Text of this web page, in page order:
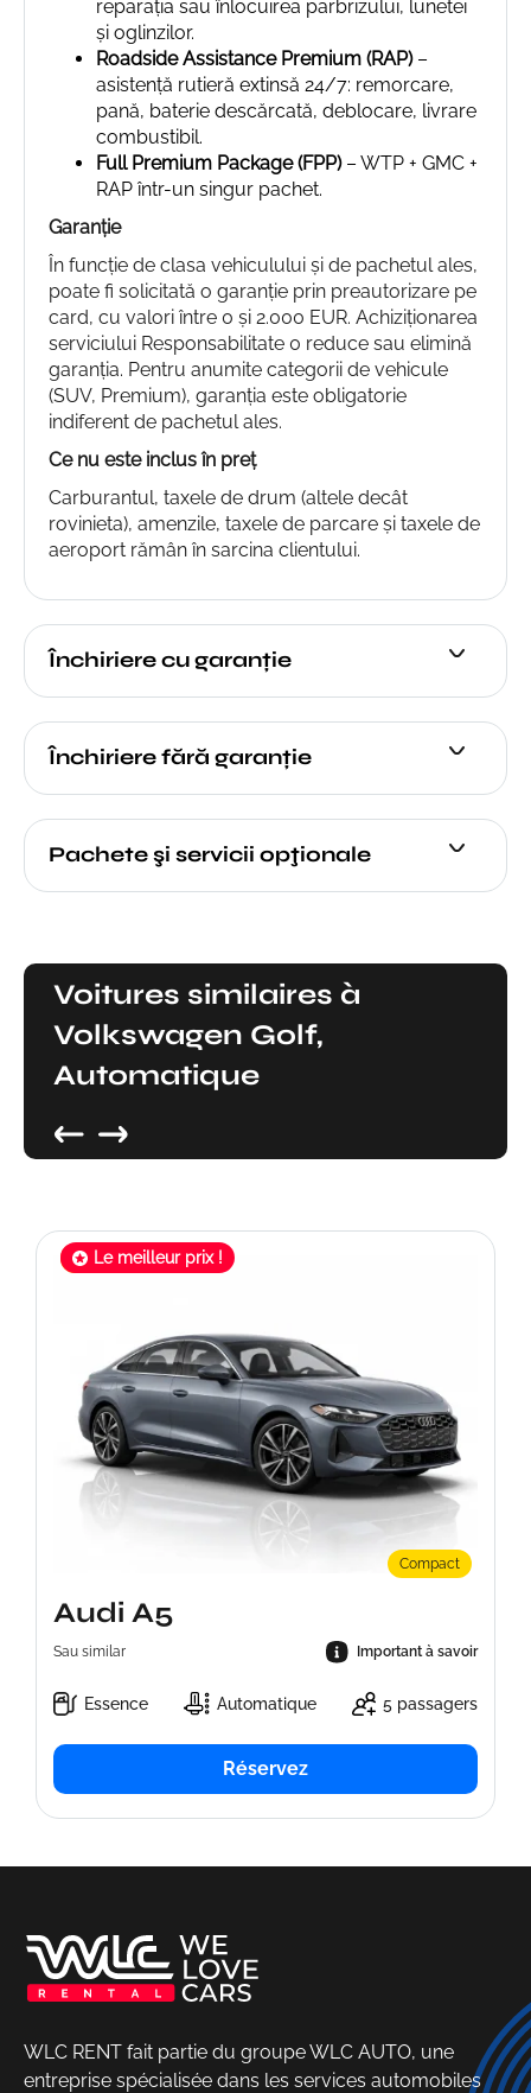
reparația sau înlocuirea parbrizului, lunetei
și oglinzilor.
Roadside Assistance Premium (RAP)–
asistență rutieră extinsă 24/7: remorcare,
pană, baterie descărcată, deblocare, livrare
combustibil.
Full Premium Package (FPP)– WTP + GMC +
RAP într-un singur pachet.
Garanție
În funcție de clasa vehiculului și de pachetul ales,
poate fi solicitată o garanție prin preautorizare pe
card, cu valori între 0 și 2.000 EUR. Achiziționarea
serviciului Responsabilitate 0 reduce sau elimină
garanția. Pentru anumite categorii de vehicule
(SUV, Premium), garanția este obligatorie
indiferent de pachetul ales.
Ce nu este inclus în preț
Carburantul, taxele de drum (altele decât
rovinieta), amenzile, taxele de parcare și taxele de
aeroport rămân în sarcina clientului.
Închiriere cu garanție
Închiriere fără garanție
Pachete şi servicii opţionale
Voitures similaires à
Volkswagen Golf,
Automatique
Le meilleur prix !
Offre limitée !
Compact
Audi A5
Sau similar Important à savoir
Essence Automatique 5 passagers
Réservez
WLC RENT fait partie du groupe WLC AUTO, une
entreprise spécialisée dans les services automobiles